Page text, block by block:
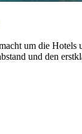
um die
und den